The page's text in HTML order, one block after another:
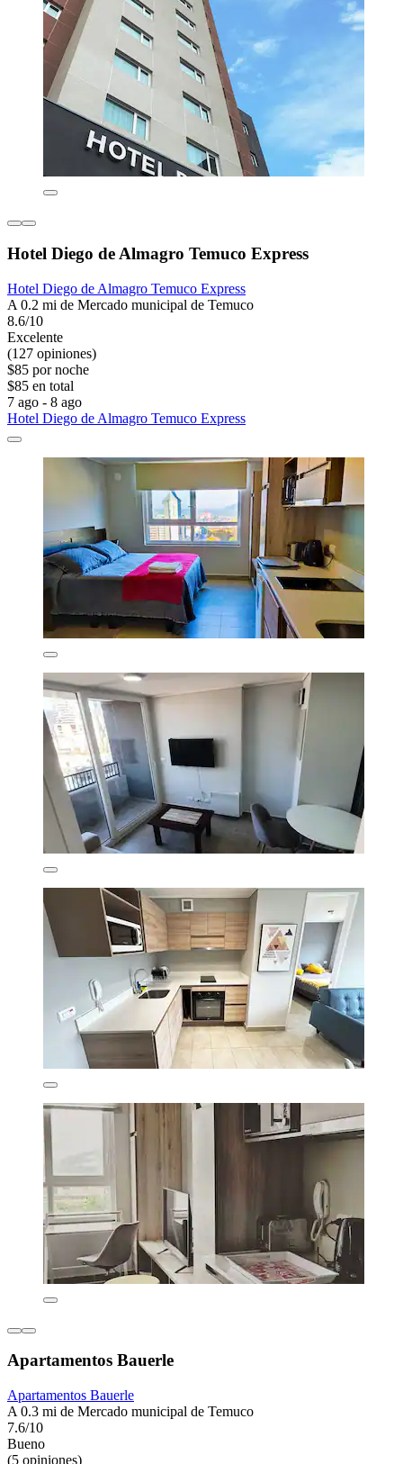
Hotel Diego de Almagro Temuco Express
Hotel Diego de Almagro Temuco Express
A 0.2 mi de Mercado municipal de Temuco
8.6/10
Excelente
(127 opiniones)
$85 por noche
$85 en total
7 ago - 8 ago
Hotel Diego de Almagro Temuco Express
Apartamentos Bauerle
Apartamentos Bauerle
A 0.3 mi de Mercado municipal de Temuco
7.6/10
Bueno
(5 opiniones)